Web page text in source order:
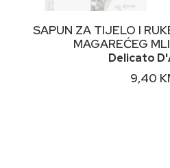
DODAJ U
SAPUN ZA TIJELO I
MAGAREĆEG
Delicato
9,40